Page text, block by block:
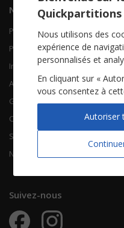
Navigation
Piano Chant
Piano Solo
Instruments solistes
Accordéon
Guitare
Chorales
Songbooks
Nouvelles partitions
Suivez-nous
Quickpartitions
Nous utilisons des
expérience de
personnalisés et
En cliquant sur «
vous consentez à
Autoriser